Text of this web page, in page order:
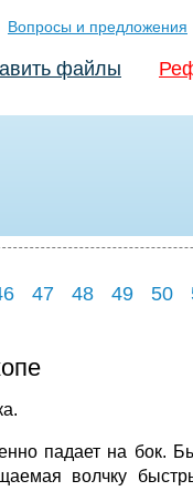
Вопросы и предложения
файлы
47 48 49 50
падает на бок.
волчку